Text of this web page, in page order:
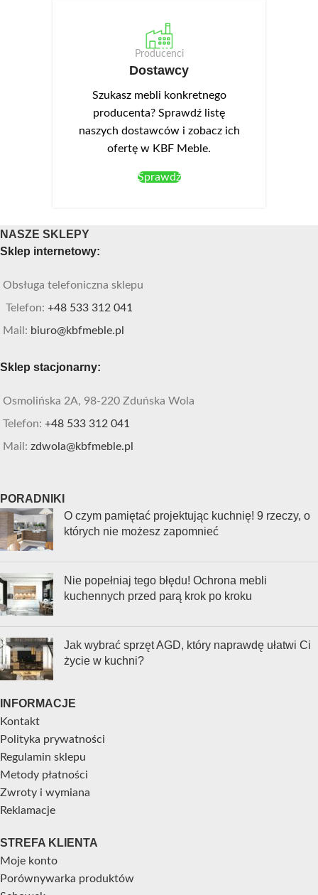
Producenci
Dostawcy
Szukasz mebli konkretnego
producenta? Sprawdź listę
naszych dostawców i zobacz ich
ofertę w KBF Meble.
Sprawdź
NASZE SKLEPY
Sklep internetowy:
Obsługa telefoniczna sklepu
Telefon: +48 533 312 041
Mail: biuro@kbfmeble.pl
Sklep stacjonarny:
Osmolińska 2A, 98-220 Zduńska Wola
Telefon: +48 533 312 041
Mail: zdwola@kbfmeble.pl
PORADNIKI
O czym pamiętać projektując kuchnię! 9 rzeczy, o
których nie możesz zapomnieć
Nie popełniaj tego błędu! Ochrona mebli
kuchennych przed parą krok po kroku
Jak wybrać sprzęt AGD, który naprawdę ułatwi Ci
życie w kuchni?
INFORMACJE
Kontakt
Polityka prywatności
Regulamin sklepu
Metody płatności
Zwroty i wymiana
Reklamacje
STREFA KLIENTA
Moje konto
Porównywarka produktów